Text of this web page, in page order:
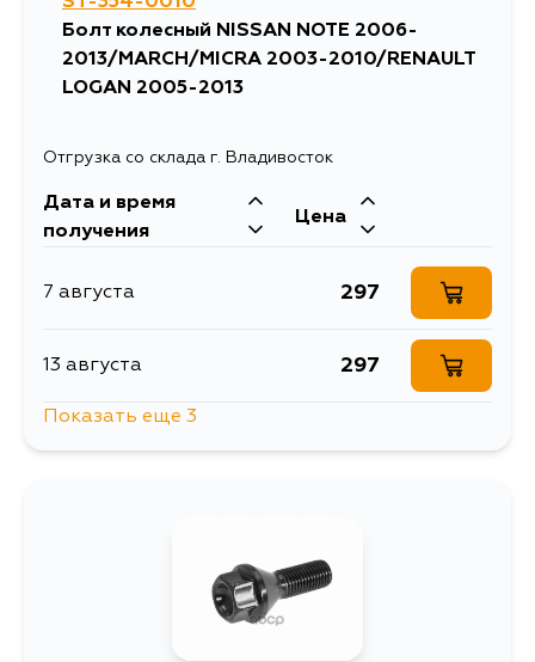
Болт колесный NISSAN NOTE 2006-
2013/MARCH/MICRA 2003-2010/RENAULT
LOGAN 2005-2013
Отгрузка со склада г. Владивосток
Дата и время
получения
Цена
7 августа 297
13 августа 297
Показать еще 3